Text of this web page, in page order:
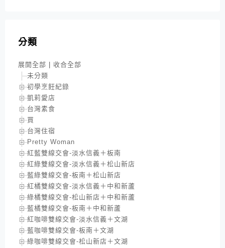
分類
展開全部
收合全部
未分類
初學烹飪紀錄
凱莉愛店
台灣素食
買
台灣住宿
Pretty Woman
紅藍雙線交會-淡水信義＋板南
紅綠雙線交會-淡水信義＋松山新店
藍綠雙線交會-板南＋松山新店
紅橘雙線交會-淡水信義＋中和新蘆
綠橘雙線交會-松山新店＋中和新蘆
藍橘雙線交會-板南＋中和新蘆
紅咖啡雙線交會-淡水信義＋文湖
藍咖啡雙線交會-板南＋文湖
綠咖啡雙線交會-松山新店＋文湖